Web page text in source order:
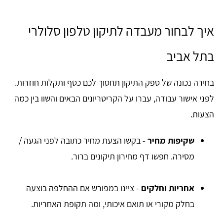
איך לבחור מעבדה לתיקון טלפון סלולרי
בתל אביב
בחירה נכונה של ספק התיקון תחסוך לכם כסף ותקלות חוזרות.
לפני אישור עבודה, עברו על הקריטריונים הבאים והשוו בין כמה
הצעות.
שקיפות מחיר - בקשו הצעת מחיר כתובה לפני הגעה /
מסירה. חפשו דף מחירון תיקונים ברור.
אחריות וחלקים - ציינו במפורש אם ההחלפה בוצעה
בחלק מקורי או תואם איכותי, ומה תקופת האחריות.